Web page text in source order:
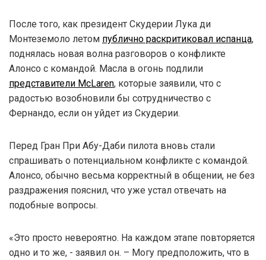
После того, как президент Скудерии Лука ди
Монтеземоло летом публично раскритиковал испанца,
поднялась новая волна разговоров о конфликте
Алонсо с командой. Масла в огонь подлили
представители McLaren, которые заявили, что с
радостью возобновили бы сотрудничество с
Фернандо, если он уйдет из Скудерии.
Перед Гран При Абу-Даби пилота вновь стали
спрашивать о потенциальном конфликте с командой.
Алонсо, обычно весьма корректный в общении, не без
раздражения пояснил, что уже устал отвечать на
подобные вопросы.
«Это просто невероятно. На каждом этапе повторяется
одно и то же, - заявил он. – Могу предположить, что в